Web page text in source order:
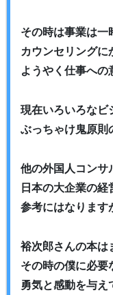
その時は事業は一
カウンセリングに
ようやく仕事への
現在いろいろなビ
ぶっちゃけ鬼原則
他の外国人コンサ
日本の大企業の経
参考にはなります
裕次郎さんの本は
その時の僕に必要
勇気と感動を与え